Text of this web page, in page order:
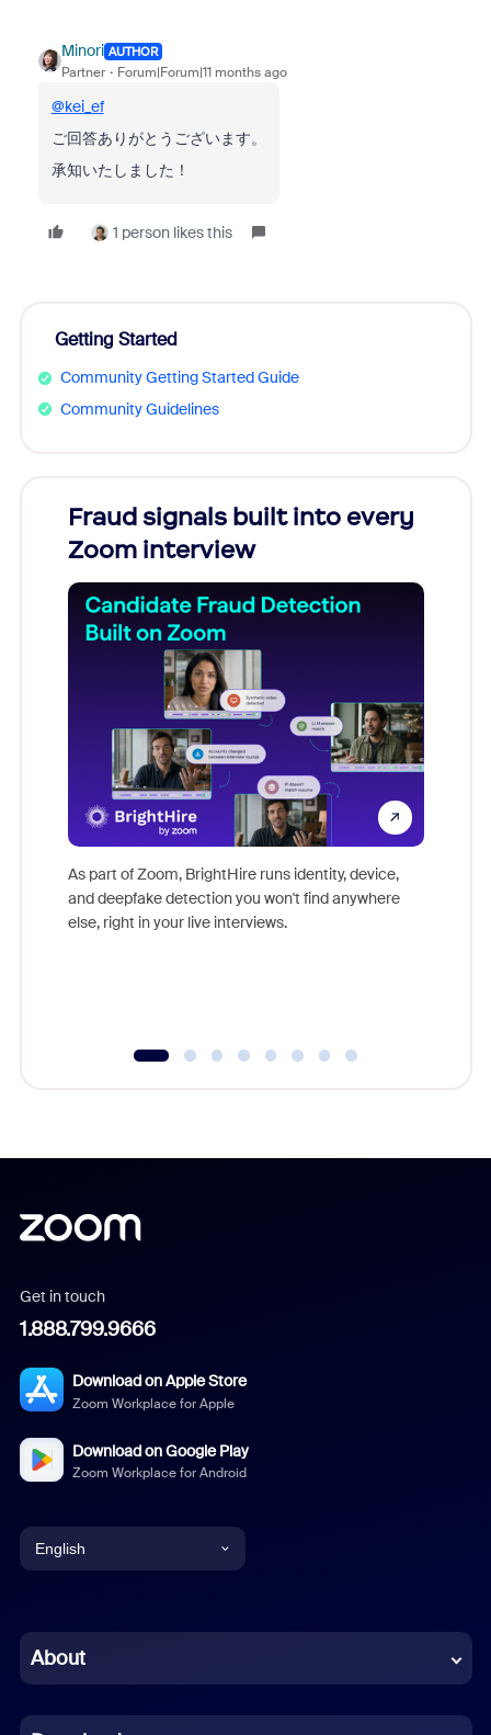
Minori AUTHOR
Partner Forum|Forum|11 months ago
@kei_ef
ご回答ありがとうございます。
承知いたしました！
1 person likes this
Getting Started
Community Getting Started Guide
Community Guidelines
Fraud signals built into every
Zoom interview
As part of Zoom, BrightHire runs identity, device,
and deepfake detection you won't find anywhere
else, right in your live interviews.
Get in touch
1.888.799.9666
Download on Apple Store
Zoom Workplace for Apple
Download on Google Play
Zoom Workplace for Android
English
Chinese (Simplified)
About